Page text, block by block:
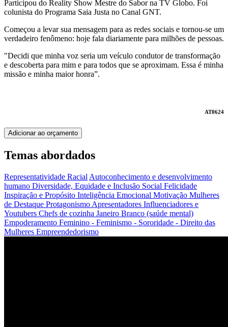
Participou do Reality Show Mestre do Sabor na TV Globo. Foi
colunista do Programa Saia Justa no Canal GNT.
Começou a levar sua mensagem para as redes sociais e tornou-se um
verdadeiro fenômeno: hoje fala diariamente para milhões de pessoas.
"Decidi que minha voz seria um veículo condutor de transformação
e descoberta para mim e para todos que se aproximam. Essa é minha
missão e minha maior honra”.
AT0624
Adicionar ao orçamento
Temas abordados
Representatividade Racial Autoconhecimento e desenvolvimento
humano Diversidade, Equidade e Inclusão Social Felicidade
Inspiração e Propósito Inteligência Emocional Motivação Mulheres
de Destaque Protagonismo Apresentadores Influenciadores e
Youtubers Chefs de cozinha Janeiro Branco (saúde mental)
Empoderamento Feminino - Feminismo - Sororidade - Direito das
Mulheres Empreendedorismo